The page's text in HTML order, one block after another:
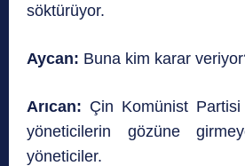
söktürüyor.
Aycan: Buna kim karar
Arıcan: Çin Komünist
yöneticilerin gözüne
yöneticiler.